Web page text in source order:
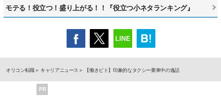
モテる！役立つ！盛り上がる！！『役立つ小ネタランキング』
オリコン転職 キャリアニュース 【働きビト】印象的なタクシー乗車中の逸話
PR